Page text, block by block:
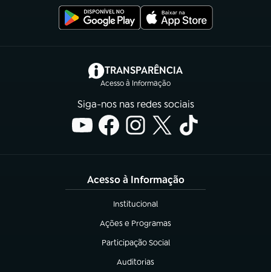
TRANSPARÊNCIA
Acesso à Informação
(abre em nova aba)
Siga-nos nas redes sociais
Acesso à Informação
Institucional
(abre em nova aba)
Ações e Programas
(abre em nova aba)
Participação Social
(abre em nova aba)
Auditorias
(abre em nova aba)